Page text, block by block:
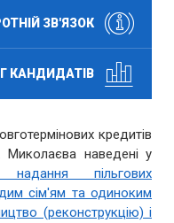
ЗВ'ЯЗОК
КАНДИДАТІВ
кредитів
наведені у
пільгових
сім'ям та одиноким
(реконструкцію) і